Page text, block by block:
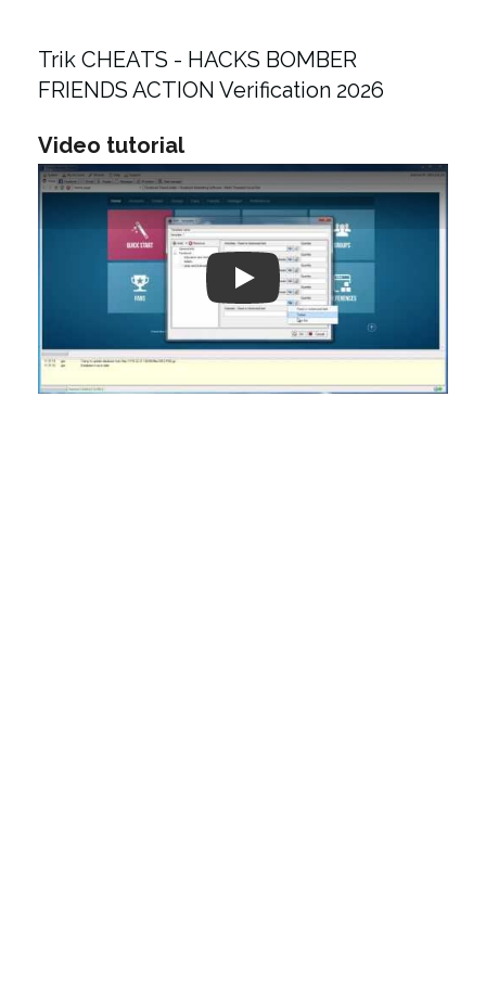
Trik CHEATS - HACKS BOMBER
FRIENDS ACTION Verification 2026
Video tutorial
Play: Keynote (Google I/O '18)